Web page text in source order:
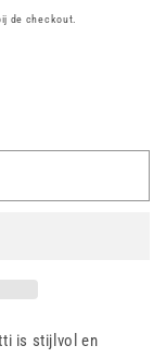
de checkout.
is stijlvol en